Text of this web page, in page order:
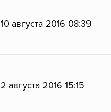
10 августа 2016 08:39
2 августа 2016 15:15